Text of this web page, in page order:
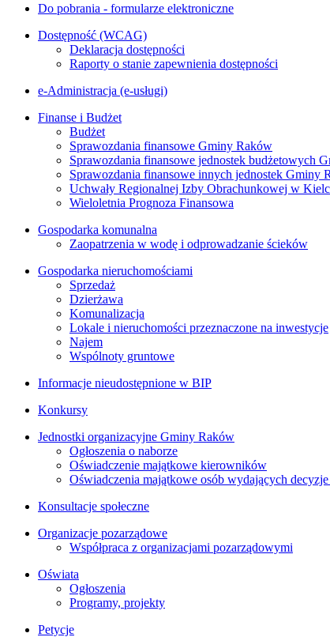
Do pobrania - formularze elektroniczne
Dostępność (WCAG)
Deklaracja dostępności
Raporty o stanie zapewnienia dostępności
e-Administracja (e-usługi)
Finanse i Budżet
Budżet
Sprawozdania finansowe Gminy Raków
Sprawozdania finansowe jednostek budżetowych
Sprawozdania finansowe innych jednostek Gminy
Uchwały Regionalnej Izby Obrachunkowej w
Wieloletnia Prognoza Finansowa
Gospodarka komunalna
Zaopatrzenia w wodę i odprowadzanie ścieków
Gospodarka nieruchomościami
Sprzedaż
Dzierżawa
Komunalizacja
Lokale i nieruchomości przeznaczone na inwestycje
Najem
Wspólnoty gruntowe
Informacje nieudostępnione w BIP
Konkursy
Jednostki organizacyjne Gminy Raków
Ogłoszenia o naborze
Oświadczenie majątkowe kierowników
Oświadczenia majątkowe osób wydających
Konsultacje społeczne
Organizacje pozarządowe
Współpraca z organizacjami pozarządowymi
Oświata
Ogłoszenia
Programy, projekty
Petycje